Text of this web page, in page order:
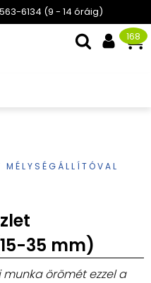
6134 (9 - 14 óráig)
168
MÉLYSÉGÁLLÍTÓVAL
35 mm)
örömét ezzel a